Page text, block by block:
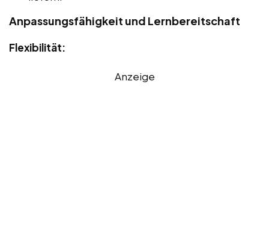
Anpassungsfähigkeit und Lernbereitschaft
Flexibilität:
Anzeige